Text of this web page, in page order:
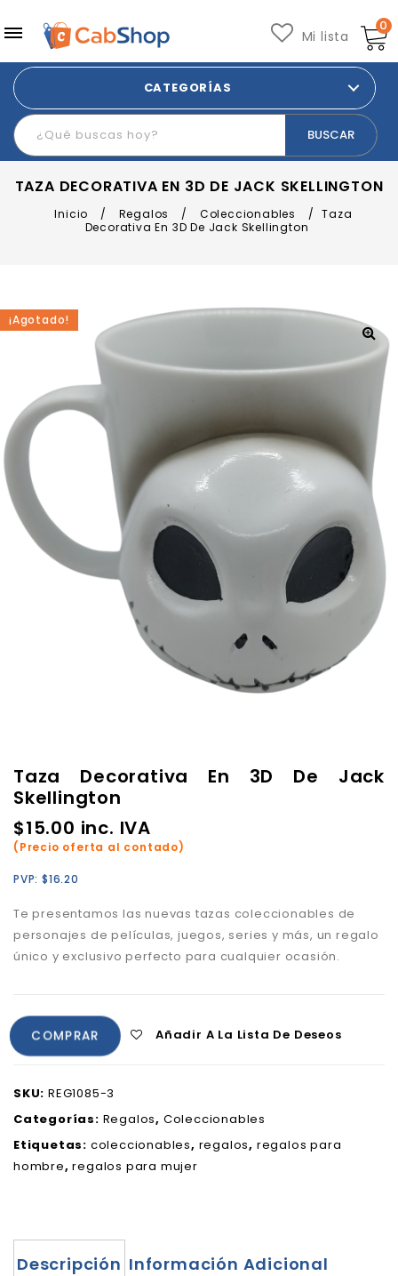
0
Mi lista
CATEGORÍAS
TAZA DECORATIVA EN 3D DE JACK SKELLINGTON
Inicio / Regalos / Coleccionables /
Taza
Decorativa En 3D De Jack Skellington
¡Agotado!
Taza Decorativa En 3D De Jack
Skellington
$15.00 inc. IVA
(Precio oferta al contado)
PVP: $16.20
Te presentamos las nuevas tazas coleccionables de
personajes de películas, juegos, series y más, un regalo
único y exclusivo perfecto para cualquier ocasión.
COMPRAR Añadir A La Lista De Deseos
SKU: REG1085-3
Categorías: Regalos, Coleccionables
Etiquetas: coleccionables, regalos, regalos para
hombre,regalos para mujer
Descripción Información Adicional